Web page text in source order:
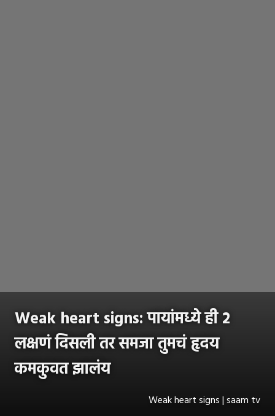
Weak heart signs: पायांमध्ये ही २
लक्षणं दिसली तर समजा तुमचं हृदय
कमकुवत झालंय
Weak heart signs | saam tv